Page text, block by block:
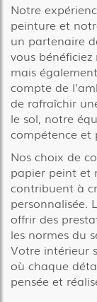
Notre
peinture et
un partenaire
vous
mais
compte de
de rafraîchir
le sol, notre
compétence et
Nos choix de
papier peint et
contribuent à
personnalisée.
offrir des
les normes du
Votre intérieur
où chaque
pensée et